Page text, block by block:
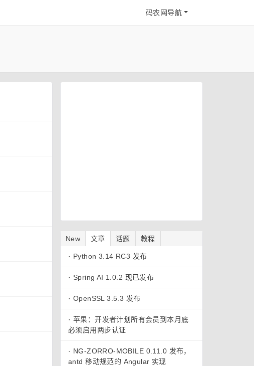
码农网导航
New 文章 话题 教程
· Python 3.14 RC3 发布
· Spring AI 1.0.2 现已发布
· OpenSSL 3.5.3 发布
· 苹果：开发者计划所有会员到本月底
必须启用两步认证
· NG-ZORRO-MOBILE 0.11.0 发布，
antd 移动规范的 Angular 实现